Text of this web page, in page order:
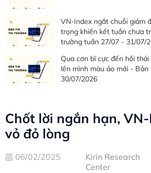
Chốt lời ngắn hạn,
vỏ đỏ lòng
06/02/2025
Kirin Research
Center
VN-Index ngắt chuỗi giảm
trọng khiến kết tuần chưa
trường tuần 27/07 - 31/07/
Qua cơn bĩ cực đến hồi
lên mình màu áo mới -
30/07/2026